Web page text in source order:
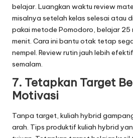
belajar. Luangkan waktu review
misalnya setelah kelas selesai atau
pakai metode Pomodoro, belajar 25
menit. Cara ini bantu otak tetap
nempel. Review rutin jauh lebih
semalam.
7. Tetapkan Target
Motivasi
Tanpa target, kuliah hybrid
arah. Tips produktif kuliah hybrid